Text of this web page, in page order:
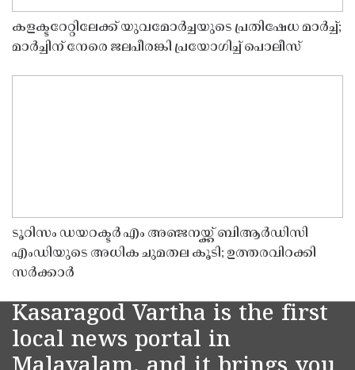
കളക്ടറേറ്റിലേക്ക് യുവമോർച്ചയുടെ പ്രതിഷേധ മാർച്ച്;
മാർച്ചിന് നേരെ ജലപീരങ്കി പ്രയോഗിച്ച് പൊലീസ്
ടൂറിസം ഡയറക്ടർ എം അഞ്ജനയ്ക്ക് ബിആർഡിസി
എംഡിയുടെ അധിക ചുമതല കൂടി; ഉത്തരവിറക്കി
സർക്കാർ
Kasaragod Vartha is the first
local news portal in